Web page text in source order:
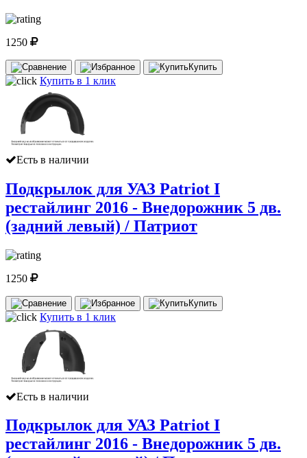
1250
Купить
Купить в 1 клик
Есть в наличии
Подкрылок для УАЗ Patriot I
рестайлинг 2016 - Внедорожник 5 дв.
(задний левый) / Патриот
1250
Купить
Купить в 1 клик
Есть в наличии
Подкрылок для УАЗ Patriot I
рестайлинг 2016 - Внедорожник 5 дв.